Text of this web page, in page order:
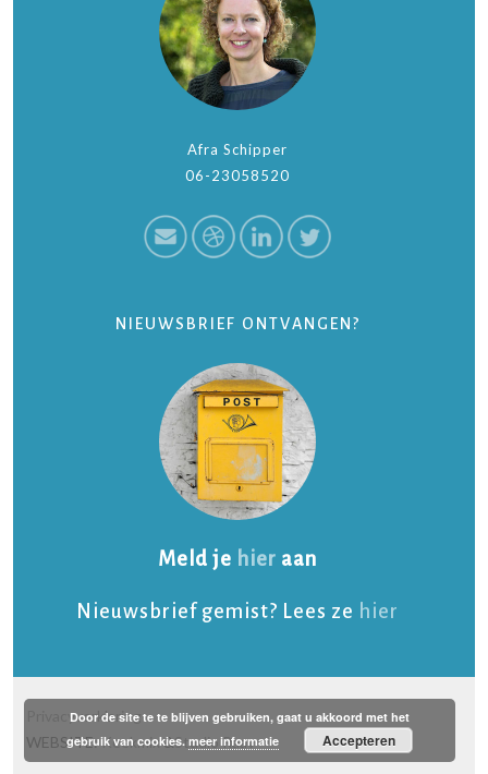
Afra Schipper
06-23058520
NIEUWSBRIEF ONTVANGEN?
Meld je hier aan
Nieuwsbrief gemist? Lees ze hier
Privacyverklaring
WEBSITE:Keekmix&Studio Raav
Door de site te te blijven gebruiken, gaat u akkoord met het
gebruik van cookies.meer informatie Accepteren